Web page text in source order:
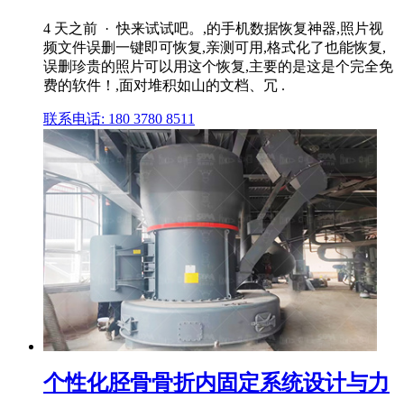
4 天之前 · 快来试试吧。,的手机数据恢复神器,照片视
频文件误删一键即可恢复,亲测可用,格式化了也能恢复,
误删珍贵的照片可以用这个恢复,主要的是这是个完全免
费的软件！,面对堆积如山的文档、冗 .
联系电话: 180 3780 8511
个性化胫骨骨折内固定系统设计与力